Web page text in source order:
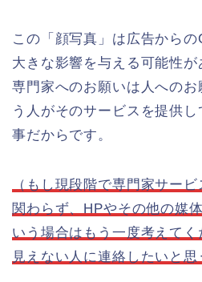
この「顔写真」は広告から
大きな影響を与える可能性が
専門家へのお願いは人への
う人がそのサービスを提供
事だからです。
（もし現段階で専門家サー
関わらず、HPやその他の媒
いう場合はもう一度考えて
見えない人に連絡したいと思